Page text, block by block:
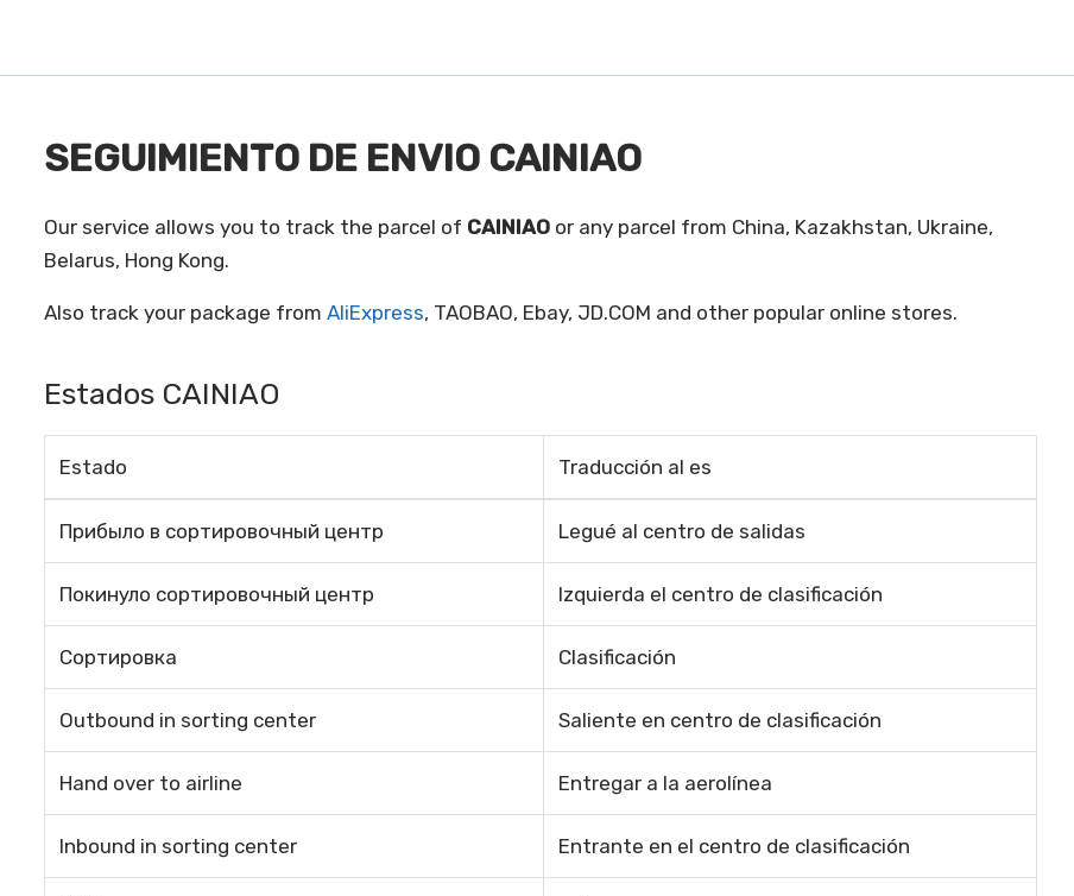
SEGUIMIENTO DE ENVIO CAINIAO
Our service allows you to track the parcel of CAINIAO or any parcel from China, Kazakhstan, Ukraine,
Belarus, Hong Kong.
Also track your package from AliExpress, TAOBAO, Ebay, JD.COM and other popular online stores.
Estados CAINIAO
Estado Traducción al es
Прибыло в сортировочный центр Legué al centro de salidas
Покинуло сортировочный центр Izquierda el centro de clasificación
Сортировка Clasificación
Outbound in sorting center Saliente en centro de clasificación
Hand over to airline Entregar a la aerolínea
Inbound in sorting center Entrante en el centro de clasificación